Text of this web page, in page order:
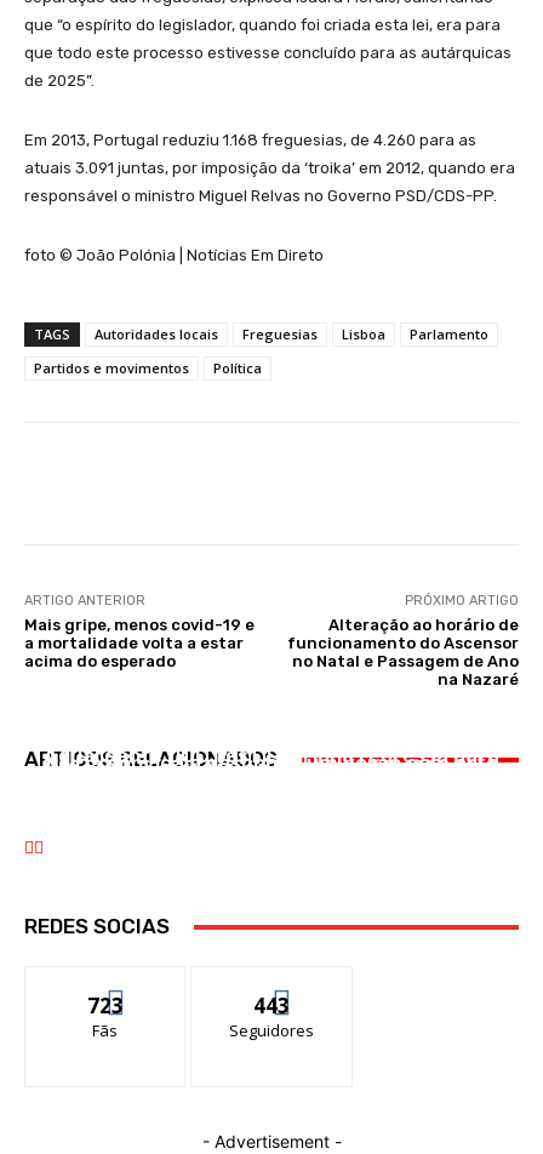
que “o espírito do legislador, quando foi criada esta lei, era para
que todo este processo estivesse concluído para as autárquicas
de 2025”.
Em 2013, Portugal reduziu 1.168 freguesias, de 4.260 para as
atuais 3.091 juntas, por imposição da ‘troika’ em 2012, quando era
responsável o ministro Miguel Relvas no Governo PSD/CDS-PP.
foto © João Polónia | Notícias Em Direto
TAGS Autoridades locais Freguesias Lisboa
Parlamento
Partidos e movimentos
Política
ARTIGO ANTERIOR
Mais gripe, menos covid-19 e
a mortalidade volta a estar
acima do esperado
PRÓXIMO ARTIGO
Alteração ao horário de
funcionamento do Ascensor
no Natal e Passagem de Ano
na Nazaré
ARTIGOS RELACIONADOS
Leiria convida a descobrir um verão com arte
Aguardente DOC fesT Lourinhã regressa para
Benfica goleia Hearts e fica com um pé na
REDES SOCIAS
723
Fãs
443
Seguidores
- Advertisement -